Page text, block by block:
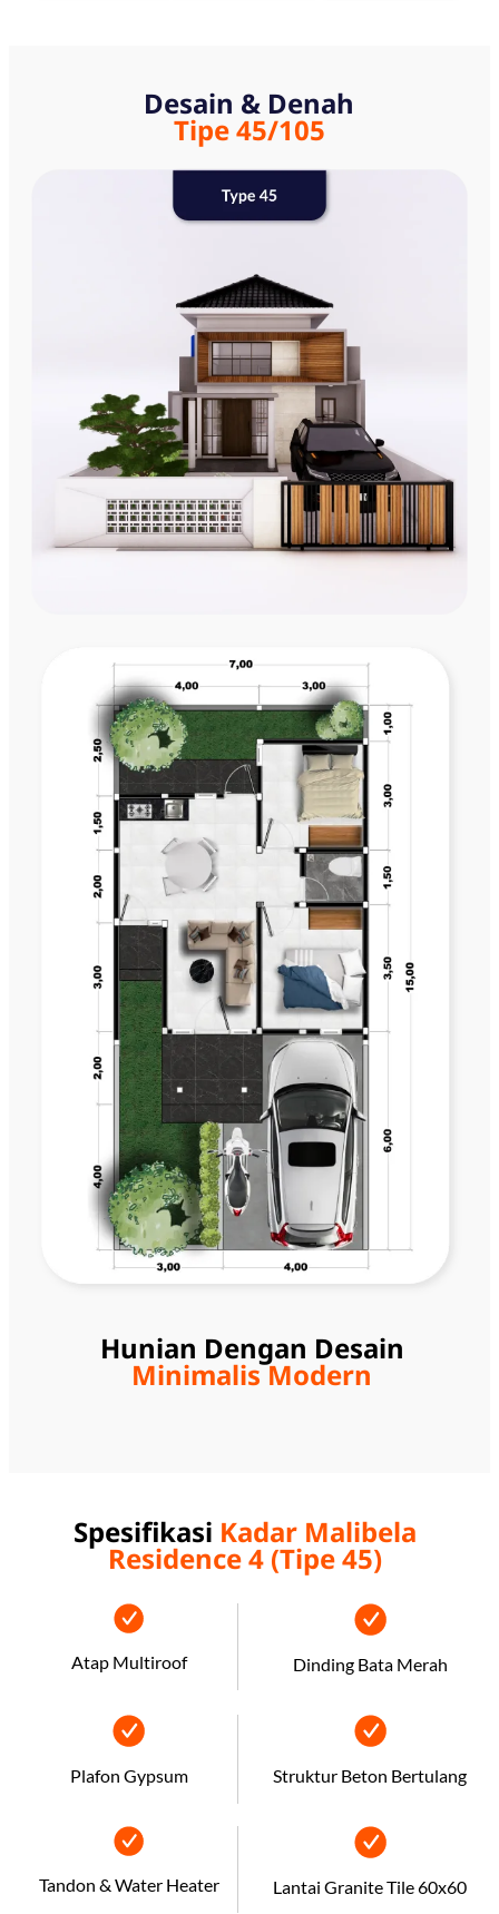
Desain & Denah
Tipe 45/105
Hunian Dengan Desain
Minimalis Modern
Spesifikasi Kadar Malibela
Residence 4 (Tipe 45)
Atap Multiroof Dinding Bata Merah
Plafon Gypsum Struktur Beton Bertulang
Tandon & Water Heater Lantai Granite Tile 60x60